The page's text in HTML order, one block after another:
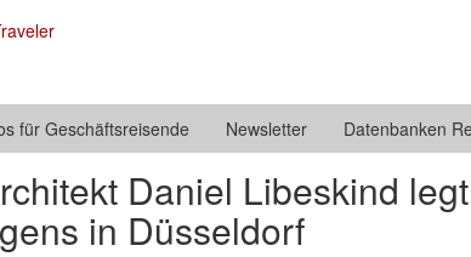
für Geschäftsreisende Newsletter Datenbanken
Daniel Libeskind
in Düsseldorf